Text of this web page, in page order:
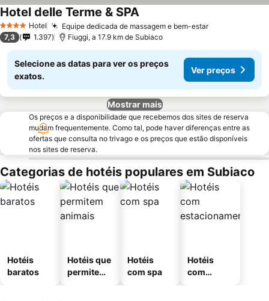
4 EstrelasHotel Equipe dedicada de massagem e bem-estar
Hotel delle Terme & SPA
7,3 1.397 Fiuggi, a 17.9 km de Subiaco
Selecione as datas para ver os preços
exatos.
Ver preços
Mostrar mais
Os preços e a disponibilidade que recebemos dos sites de reserva
mudam frequentemente. Como tal, pode haver diferenças entre as
ofertas que consulta no trivago e os preços que estão disponíveis
nos sites de reserva.
Categorias de hotéis populares em Subiaco
Hotéis
baratos
Hotéis que
permitem
Hotéis
com spa
Hotéis
com